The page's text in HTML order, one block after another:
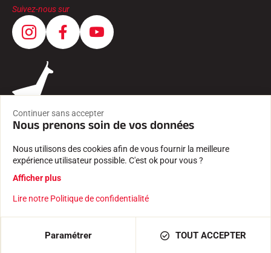
AJOUTER AU PANIER 76,00 €
Suivez-nous sur
MENTIONS LÉGALES
POLITIQUE DE CONFIDENTIALITÉ
Créé avec passion par Pure illusion
Continuer sans accepter
Nous prenons soin de vos données
Nous utilisons des cookies afin de vous fournir la meilleure
expérience utilisateur possible. C'est ok pour vous ?
Afficher plus
Lire notre Politique de confidentialité
Paramétrer TOUT ACCEPTER